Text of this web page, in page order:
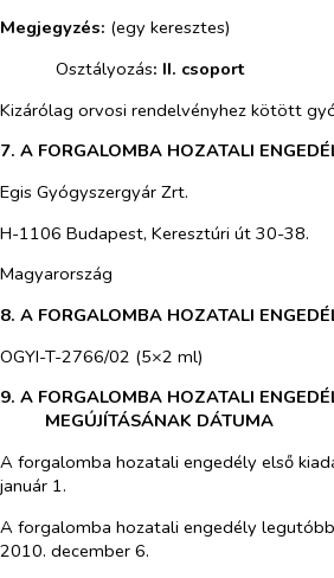
Megjegyzés: (egy keresztes)
Osztályozás: II. csoport
Kizárólag orvosi rendelvényhez kötött
7. A FORGALOMBA HOZATALI
Egis Gyógyszergyár Zrt.
H-1106 Budapest, Keresztúri út 30-38.
Magyarország
8. A FORGALOMBA HOZATALI
OGYI-T-2766/02 (5×2 ml)
9. A FORGALOMBA HOZATALI
MEGÚJÍTÁSÁNAK DÁTUMA
A forgalomba hozatali engedély első
január 1.
A forgalomba hozatali engedély
2010. december 6.